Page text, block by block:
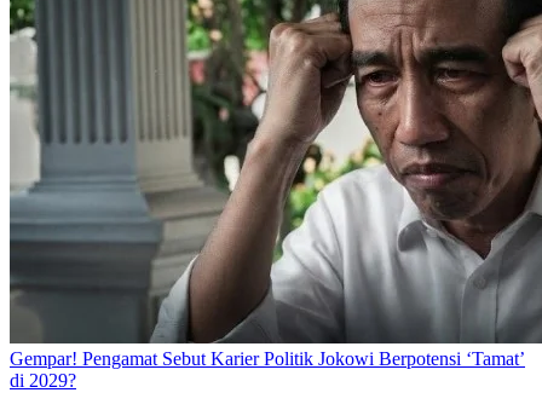
Gempar! Pengamat Sebut Karier Politik Jokowi Berpotensi ‘Tamat’
di 2029?